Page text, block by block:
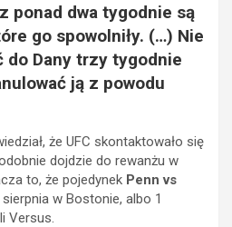
ponad dwa tygodnie są
go spowolniły. (…) Nie
do Dany trzy tygodnie
ją z powodu
że UFC skontaktowało się
dojdzie do rewanżu w
to, że pojedynek Penn vs
w Bostonie, albo 1
Versus.